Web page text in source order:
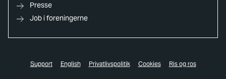
Presse
Job i foreningerne
Support English Privatlivspolitik Cookies Ris og ros